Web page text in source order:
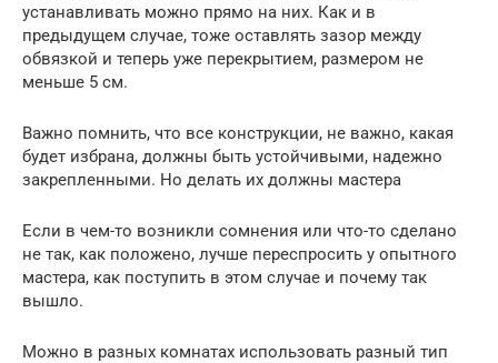
устанавливать можно прямо на них. Как и в
предыдущем случае, тоже оставлять зазор между
обвязкой и теперь уже перекрытием, размером не
меньше 5 см.
Важно помнить, что все конструкции, не важно, какая
будет избрана, должны быть устойчивыми, надежно
закрепленными. Но делать их должны мастера
Если в чем-то возникли сомнения или что-то сделано
не так, как положено, лучше переспросить у опытного
мастера, как поступить в этом случае и почему так
вышло.
Можно в разных комнатах использовать разный тип